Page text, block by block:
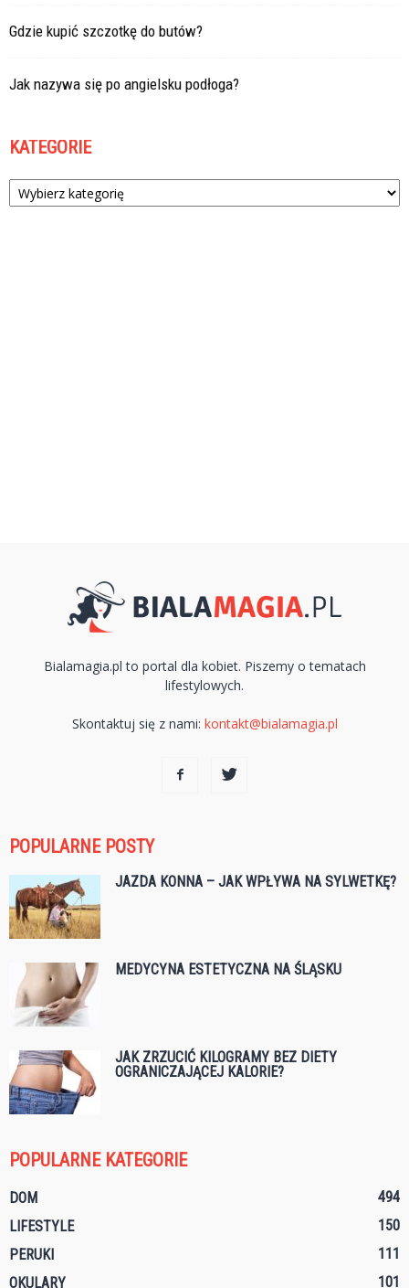
Gdzie kupić szczotkę do butów?
Jak nazywa się po angielsku podłoga?
KATEGORIE
Kategorie
Bialamagia.pl to portal dla kobiet. Piszemy o tematach
lifestylowych.
Skontaktuj się z nami: kontakt@bialamagia.pl
POPULARNE POSTY
JAZDA KONNA – JAK WPŁYWA NA SYLWETKĘ?
MEDYCYNA ESTETYCZNA NA ŚLĄSKU
JAK ZRZUCIĆ KILOGRAMY BEZ DIETY
OGRANICZAJĄCEJ KALORIE?
POPULARNE KATEGORIE
DOM
494
LIFESTYLE
150
PERUKI
111
OKULARY
101